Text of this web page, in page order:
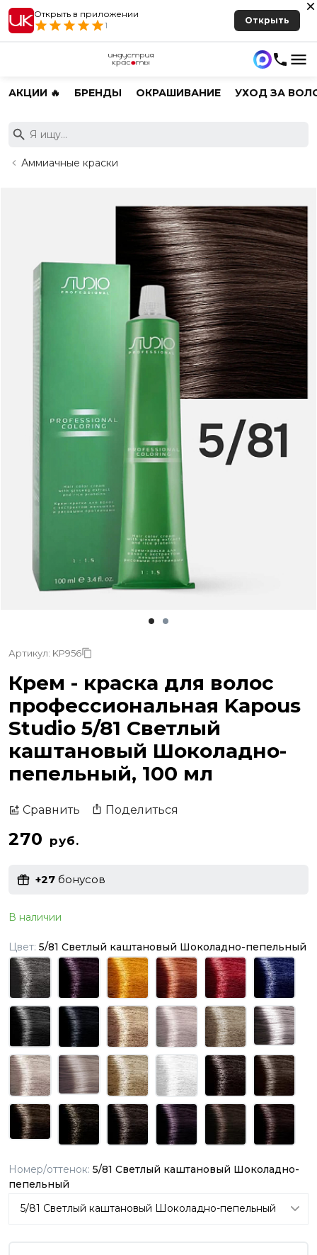
Открыть в приложении
1
Открыть
АКЦИИ 🔥 БРЕНДЫ ОКРАШИВАНИЕ УХОД ЗА
Аммиачные краски
Артикул: KP956
Крем - краска для волос
профессиональная Kapous
Studio 5/81 Светлый
каштановый Шоколадно-
пепельный, 100 мл
Сравнить Поделиться
270 руб.
+27 бонусов
В наличии
Цвет: 5/81 Светлый каштановый Шоколадно-пепельный
Номер/оттенок: 5/81 Светлый каштановый Шоколадно-
пепельный